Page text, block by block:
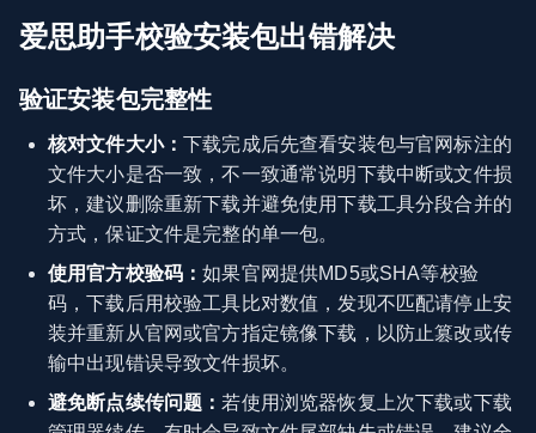
爱思助手校验安装包出错解决
验证安装包完整性
核对文件大小：下载完成后先查看安装包与官网标注的
文件大小是否一致，不一致通常说明下载中断或文件损
坏，建议删除重新下载并避免使用下载工具分段合并的
方式，保证文件是完整的单一包。
使用官方校验码：如果官网提供MD5或SHA等校验
码，下载后用校验工具比对数值，发现不匹配请停止安
装并重新从官网或官方指定镜像下载，以防止篡改或传
输中出现错误导致文件损坏。
避免断点续传问题： 若使用浏览器恢复上次下载或下载